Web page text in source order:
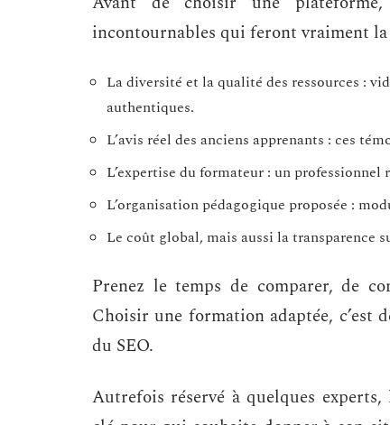
incontournables qui feront vraiment
La diversité et la qualité des ressources :
authentiques.
L’avis réel des anciens apprenants : ces
L’expertise du formateur : un
L’organisation pédagogique proposée :
Le coût global, mais aussi la transparence
Prenez le temps de comparer, de
Choisir une formation adaptée, c’est
du SEO.
Autrefois réservé à quelques experts,